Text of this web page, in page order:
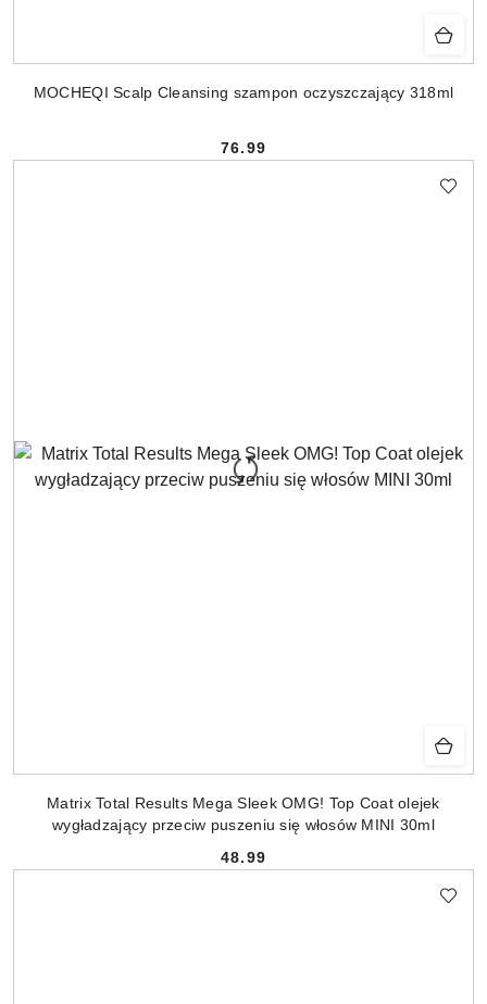
MOCHEQI Scalp Cleansing szampon oczyszczający 318ml
Cena:
76.99
Matrix Total Results Mega Sleek OMG! Top Coat olejek
wygładzający przeciw puszeniu się włosów MINI 30ml
Cena:
48.99